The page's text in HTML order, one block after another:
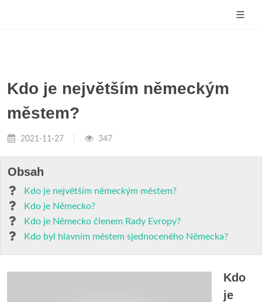
Kdo je největším německým
městem?
2021-11-27 347
Obsah
Kdo je největším německým městem?
Kdo je Německo?
Kdo je Německo členem Rady Evropy?
Kdo byl hlavním městem sjednoceného Německa?
Kdo
je